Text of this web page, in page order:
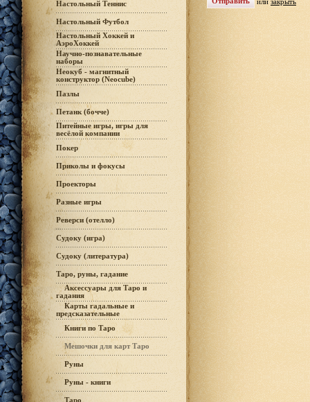
Настольный Теннис
Настольный Футбол
Настольный Хоккей и
АэроХоккей
Научно-познавательные
наборы
Неокуб - магнитный
конструктор (Neocube)
Пазлы
Петанк (бочче)
Питейные игры, игры для
весёлой компании
Покер
Приколы и фокусы
Проекторы
Разные игры
Реверси (отелло)
Судоку (игра)
Судоку (литература)
Таро, руны, гадание
Аксессуары для Таро и
гадания
Карты гадальные и
предсказательные
Книги по Таро
Мешочки для карт Таро
Руны
Руны - книги
Таро